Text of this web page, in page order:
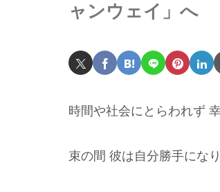
ャンウェイ」へ
時間や社会にとらわれず
束の間 彼は自分勝手にな